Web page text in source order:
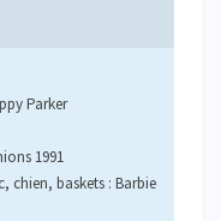
Parker
1991
chien, baskets : Barbie